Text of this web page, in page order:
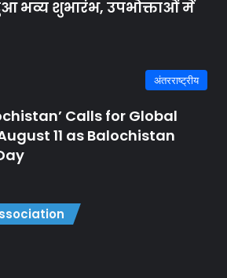
भव्य शुभारंभ, उपभोक्ताओं में
अंतरराष्ट्रीय
Calls for Global
11 as Balochistan